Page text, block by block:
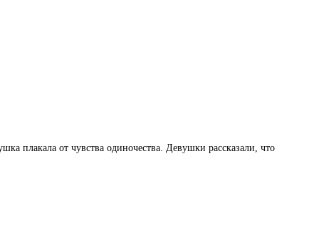
плакала от чувства одиночества. Девушки рассказали, что